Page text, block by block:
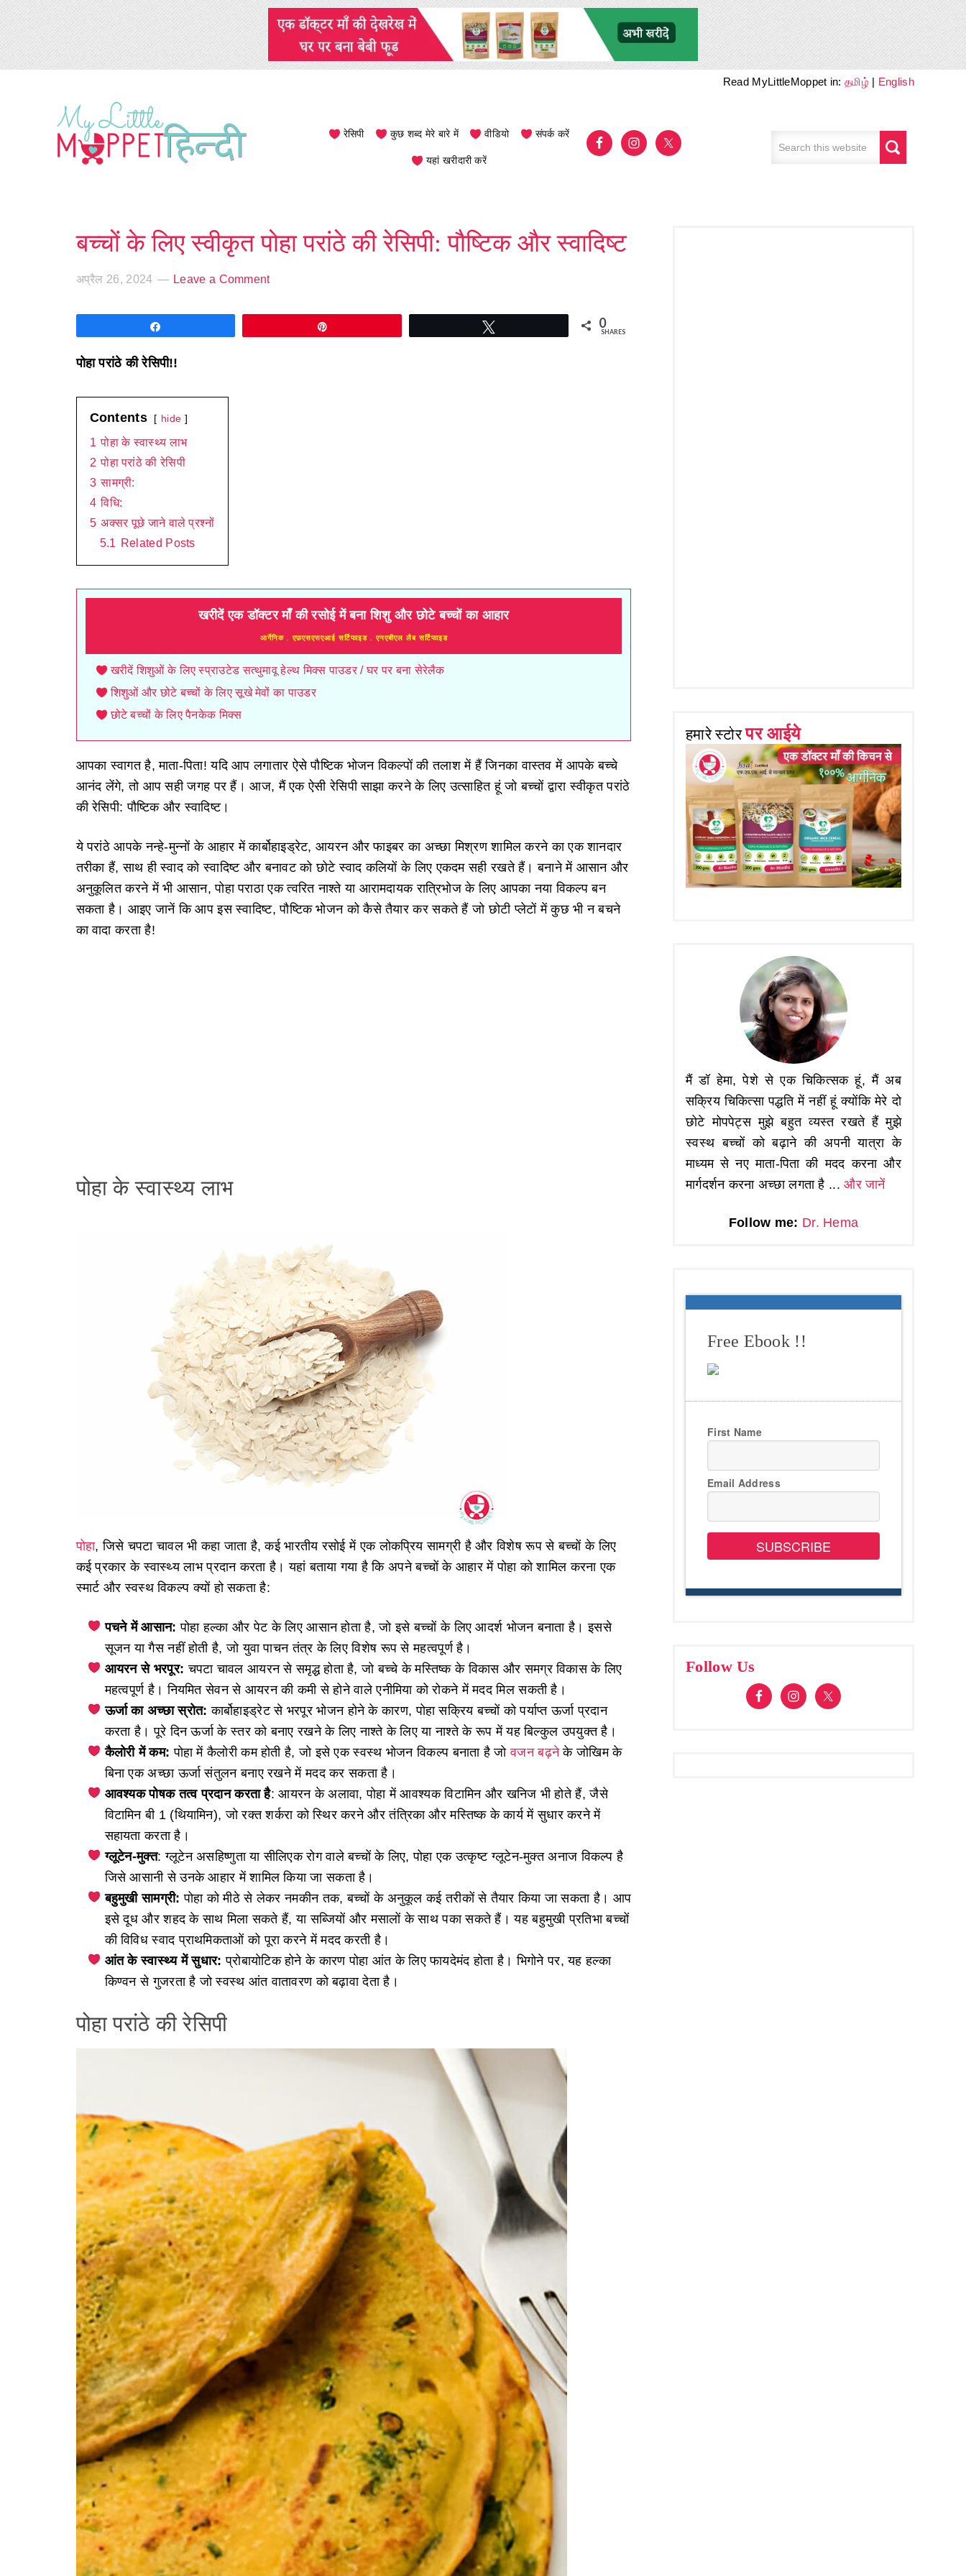
Read MyLittleMoppet in:தமிழ் | English
रेसिपी कुछ शब्द मेरे बारे में वीडियो संपर्क करें
यहां खरीदारी करें
बच्चों के लिए स्वीकृत पोहा परांठे की रेसिपी: पौष्टिक और स्वादिष्ट
अप्रैल 26, 2024 Leave a Comment
0
SHARES
पोहा परांठे की रेसिपी!!
Contents hide
1 पोहा के स्वास्थ्य लाभ
2 पोहा परांठे की रेसिपी
3 सामग्री:
4 विधि:
5 अक्सर पूछे जाने वाले प्रश्नों
5.1
Related Posts
खरीदें एक डॉक्टर माँ की रसोई में बना शिशु और छोटे बच्चों का आहार
आर्गेनिक . एफ़एसएसएआई सर्टिफाइड . एनएबीएल लैब सर्टिफाइड
खरीदें शिशुओं के लिए स्प्राउटेड सत्थुमावू हेल्थ मिक्स पाउडर / घर पर बना सेरेलैक
शिशुओं और छोटे बच्चों के लिए सूखे मेवों का पाउडर
छोटे बच्चों के लिए पैनकेक मिक्स
आपका स्वागत है, माता-पिता! यदि आप लगातार ऐसे पौष्टिक भोजन विकल्पों की तलाश में हैं जिनका वास्तव में आपके बच्चे
आनंद लेंगे, तो आप सही जगह पर हैं। आज, मैं एक ऐसी रेसिपी साझा करने के लिए उत्साहित हूं जो बच्चों द्वारा स्वीकृत परांठे
की रेसिपी: पौष्टिक और स्वादिष्ट।
ये परांठे आपके नन्हे-मुन्नों के आहार में कार्बोहाइड्रेट, आयरन और फाइबर का अच्छा मिश्रण शामिल करने का एक शानदार
तरीका हैं, साथ ही स्वाद को स्वादिष्ट और बनावट को छोटे स्वाद कलियों के लिए एकदम सही रखते हैं। बनाने में आसान और
अनुकूलित करने में भी आसान, पोहा पराठा एक त्वरित नाश्ते या आरामदायक रात्रिभोज के लिए आपका नया विकल्प बन
सकता है। आइए जानें कि आप इस स्वादिष्ट, पौष्टिक भोजन को कैसे तैयार कर सकते हैं जो छोटी प्लेटों में कुछ भी न बचने
का वादा करता है!
पोहा के स्वास्थ्य लाभ
पोहा, जिसे चपटा चावल भी कहा जाता है, कई भारतीय रसोई में एक लोकप्रिय सामग्री है और विशेष रूप से बच्चों के लिए
कई प्रकार के स्वास्थ्य लाभ प्रदान करता है। यहां बताया गया है कि अपने बच्चों के आहार में पोहा को शामिल करना एक
स्मार्ट और स्वस्थ विकल्प क्यों हो सकता है:
पचने में आसान: पोहा हल्का और पेट के लिए आसान होता है, जो इसे बच्चों के लिए आदर्श भोजन बनाता है। इससे
सूजन या गैस नहीं होती है, जो युवा पाचन तंत्र के लिए विशेष रूप से महत्वपूर्ण है।
आयरन से भरपूर: चपटा चावल आयरन से समृद्ध होता है, जो बच्चे के मस्तिष्क के विकास और समग्र विकास के लिए
महत्वपूर्ण है। नियमित सेवन से आयरन की कमी से होने वाले एनीमिया को रोकने में मदद मिल सकती है।
ऊर्जा का अच्छा स्रोत: कार्बोहाइड्रेट से भरपूर भोजन होने के कारण, पोहा सक्रिय बच्चों को पर्याप्त ऊर्जा प्रदान
करता है। पूरे दिन ऊर्जा के स्तर को बनाए रखने के लिए नाश्ते के लिए या नाश्ते के रूप में यह बिल्कुल उपयुक्त है।
कैलोरी में कम: पोहा में कैलोरी कम होती है, जो इसे एक स्वस्थ भोजन विकल्प बनाता है जोवजन बढ़नेके जोखिम के
बिना एक अच्छा ऊर्जा संतुलन बनाए रखने में मदद कर सकता है।
आवश्यक पोषक तत्व प्रदान करता है: आयरन के अलावा, पोहा में आवश्यक विटामिन और खनिज भी होते हैं, जैसे
विटामिन बी 1 (थियामिन), जो रक्त शर्करा को स्थिर करने और तंत्रिका और मस्तिष्क के कार्य में सुधार करने में
सहायता करता है।
ग्लूटेन-मुक्त: ग्लूटेन असहिष्णुता या सीलिएक रोग वाले बच्चों के लिए, पोहा एक उत्कृष्ट ग्लूटेन-मुक्त अनाज विकल्प है
जिसे आसानी से उनके आहार में शामिल किया जा सकता है।
बहुमुखी सामग्री: पोहा को मीठे से लेकर नमकीन तक, बच्चों के अनुकूल कई तरीकों से तैयार किया जा सकता है। आप
इसे दूध और शहद के साथ मिला सकते हैं, या सब्जियों और मसालों के साथ पका सकते हैं। यह बहुमुखी प्रतिभा बच्चों
की विविध स्वाद प्राथमिकताओं को पूरा करने में मदद करती है।
आंत के स्वास्थ्य में सुधार: प्रोबायोटिक होने के कारण पोहा आंत के लिए फायदेमंद होता है। भिगोने पर, यह हल्का
किण्वन से गुजरता है जो स्वस्थ आंत वातावरण को बढ़ावा देता है।
पोहा परांठे की रेसिपी
हमारे स्टोरपर आईये
मैं डॉ हेमा, पेशे से एक चिकित्सक हूं, मैं अब
सक्रिय चिकित्सा पद्धति में नहीं हूं क्योंकि मेरे दो
छोटे मोपपेट्स मुझे बहुत व्यस्त रखते हैं मुझे
स्वस्थ बच्चों को बढ़ाने की अपनी यात्रा के
माध्यम से नए माता-पिता की मदद करना और
मार्गदर्शन करना अच्छा लगता है ...और जानें
Follow me: Dr. Hema
Free Ebook !!
First Name
Email Address
SUBSCRIBE
Follow Us